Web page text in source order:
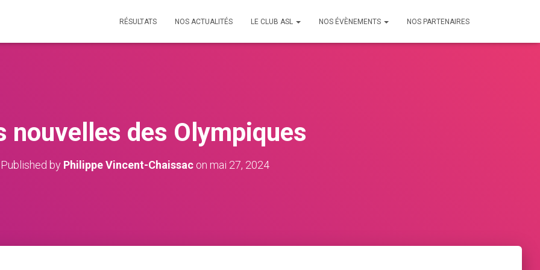
RÉSULTATS NOS ACTUALITÉS LE CLUB ASL NOS ÉVÈNEMENTS NOS PARTENAIRES
nouvelles des Olympiques
Published by Philippe Vincent-Chaissac on mai 27, 2024